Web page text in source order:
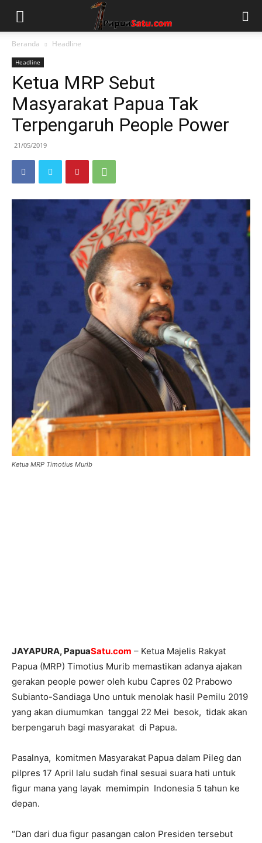
Beranda Headline
Headline
Ketua MRP Sebut
Masyarakat Papua Tak
Terpengaruh People Power
21/05/2019
Ketua MRP Timotius Murib
JAYAPURA, PapuaSatu.com – Ketua Majelis Rakyat
Papua (MRP) Timotius Murib memastikan adanya ajakan
gerakan people power oleh kubu Capres 02 Prabowo
Subianto-Sandiaga Uno untuk menolak hasil Pemilu 2019
yang akan diumumkan tanggal 22 Mei besok, tidak akan
berpengaruh bagi masyarakat di Papua.
Pasalnya, komitmen Masyarakat Papua dalam Pileg dan
pilpres 17 April lalu sudah final sesuai suara hati untuk
figur mana yang layak memimpin Indonesia 5 tahun ke
depan.
“Dan dari dua figur pasangan calon Presiden tersebut